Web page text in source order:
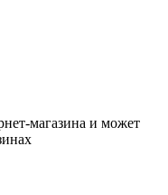
магазина и может